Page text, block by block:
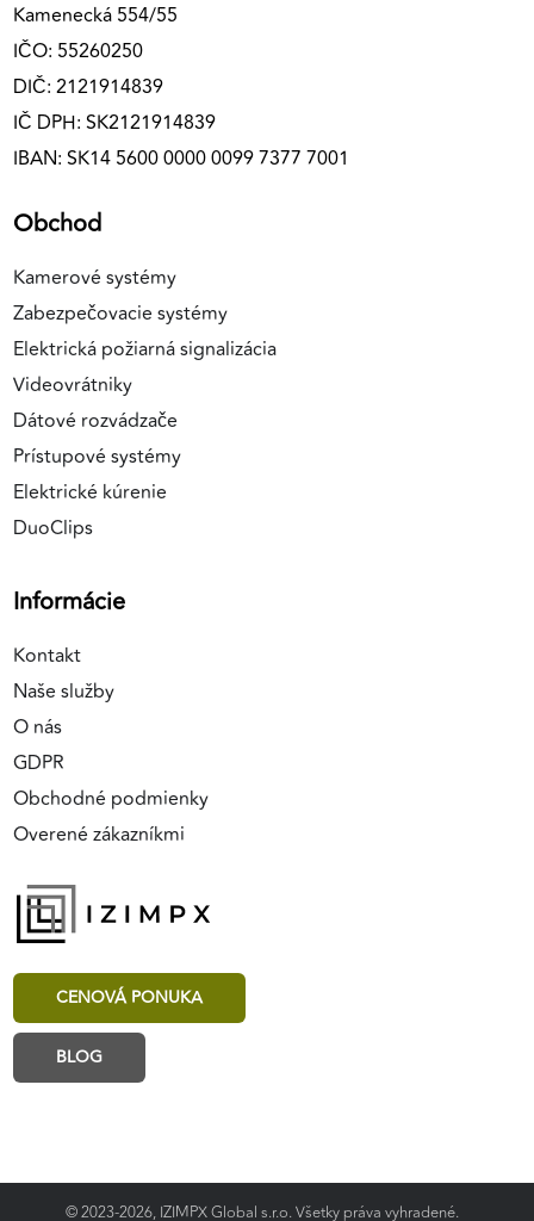
Kamenecká 554/55
IČO: 55260250
DIČ: 2121914839
IČ DPH: SK2121914839
IBAN: SK14 5600 0000 0099 7377 7001
Obchod
Kamerové systémy
Zabezpečovacie systémy
Elektrická požiarná signalizácia
Videovrátniky
Dátové rozvádzače
Prístupové systémy
Elektrické kúrenie
DuoClips
Informácie
Kontakt
Naše služby
O nás
GDPR
Obchodné podmienky
Overené zákazníkmi
CENOVÁ PONUKA
BLOG
© 2023-2026, IZIMPX Global s.r.o. Všetky práva vyhradené.